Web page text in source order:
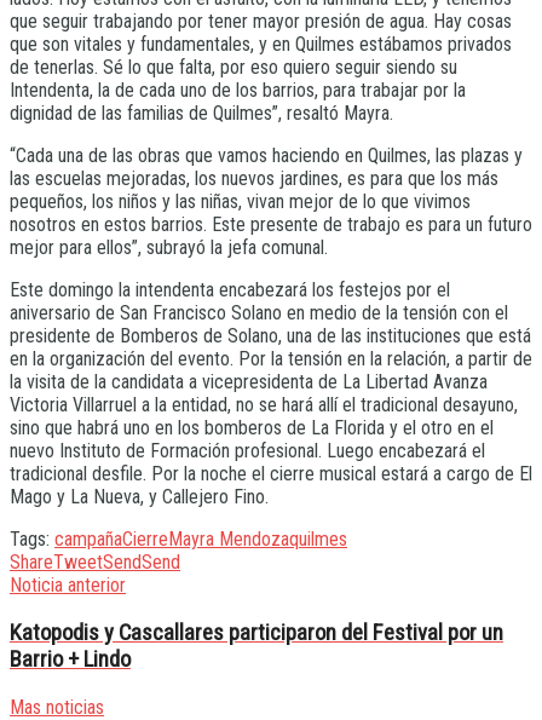
que seguir trabajando por tener mayor presión de agua. Hay cosas
que son vitales y fundamentales, y en Quilmes estábamos privados
de tenerlas. Sé lo que falta, por eso quiero seguir siendo su
Intendenta, la de cada uno de los barrios, para trabajar por la
dignidad de las familias de Quilmes”, resaltó Mayra.
“Cada una de las obras que vamos haciendo en Quilmes, las plazas y
las escuelas mejoradas, los nuevos jardines, es para que los más
pequeños, los niños y las niñas, vivan mejor de lo que vivimos
nosotros en estos barrios. Este presente de trabajo es para un futuro
mejor para ellos”, subrayó la jefa comunal.
Este domingo la intendenta encabezará los festejos por el
aniversario de San Francisco Solano en medio de la tensión con el
presidente de Bomberos de Solano, una de las instituciones que está
en la organización del evento. Por la tensión en la relación, a partir de
la visita de la candidata a vicepresidenta de La Libertad Avanza
Victoria Villarruel a la entidad, no se hará allí el tradicional desayuno,
sino que habrá uno en los bomberos de La Florida y el otro en el
nuevo Instituto de Formación profesional. Luego encabezará el
tradicional desfile. Por la noche el cierre musical estará a cargo de El
Mago y La Nueva, y Callejero Fino.
Tags: campañaCierre Mayra Mendozaquilmes
ShareTweetSendSend
Noticia anterior
Katopodis y Cascallares participaron del Festival por un
Barrio + Lindo
Mas noticias